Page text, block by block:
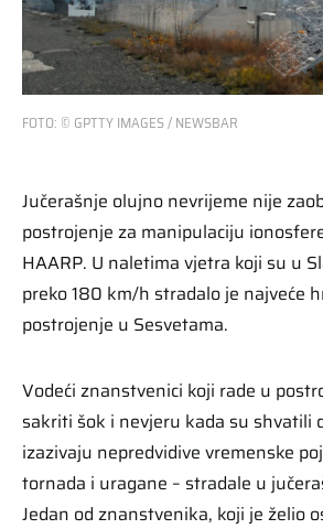
FOTO: © GPTTY IMAGES / NEWSBAR
Jučerašnje olujno nevrijeme nije
postrojenje za manipulaciju
HAARP. U naletima vjetra koji su u
preko 180 km/h stradalo je najveće
postrojenje u Sesvetama.
Vodeći znanstvenici koji rade u
sakriti šok i nevjeru kada su shvatili
izazivaju nepredvidive vremenske
tornada i uragane – stradale u
Jedan od znanstvenika, koji je želio